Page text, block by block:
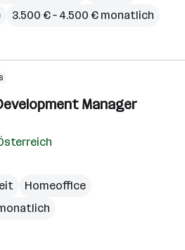
3.500 € – 4.500 € monatlich
Manager
Homeoffice